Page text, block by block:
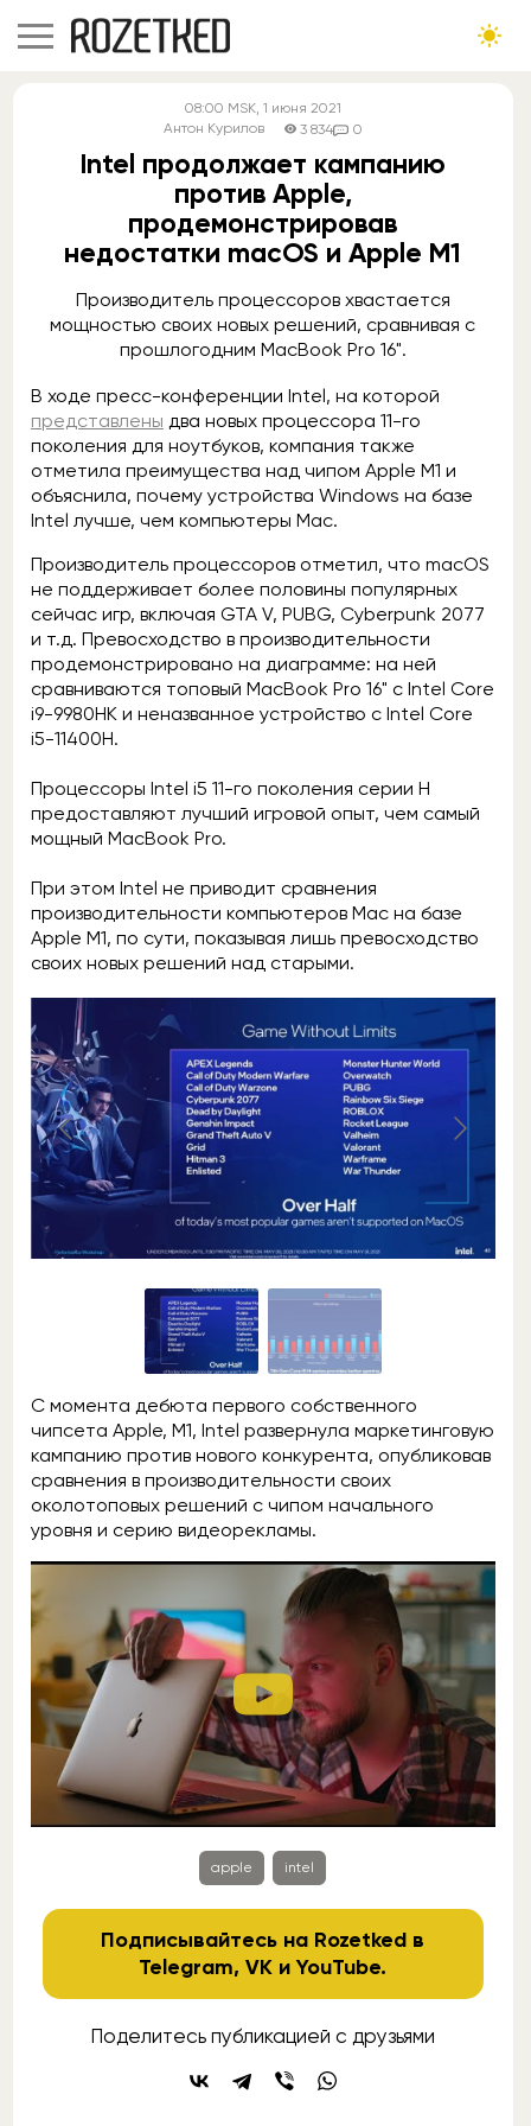
08:00 MSK, 1 июня 2021
Антон Курилов
3 834 0
Intel продолжает кампанию
против Apple,
продемонстрировав
недостатки macOS и Apple M1
Производитель процессоров хвастается
мощностью своих новых решений, сравнивая с
прошлогодним MacBook Pro 16".
В ходе пресс-конференции Intel, на которой
представлены два новых процессора 11-го
поколения для ноутбуков, компания также
отметила преимущества над чипом Apple M1 и
объяснила, почему устройства Windows на базе
Intel лучше, чем компьютеры Mac.
Производитель процессоров отметил, что macOS
не поддерживает более половины популярных
сейчас игр, включая GTA V, PUBG, Cyberpunk 2077
и т.д. Превосходство в производительности
продемонстрировано на диаграмме: на ней
сравниваются топовый MacBook Pro 16" с Intel Core
i9-9980HK и неназванное устройство с Intel Core
i5-11400H.
Процессоры Intel i5 11-го поколения серии H
предоставляют лучший игровой опыт, чем самый
мощный MacBook Pro.
При этом Intel не приводит сравнения
производительности компьютеров Mac на базе
Apple M1, по сути, показывая лишь превосходство
своих новых решений над старыми.
С момента дебюта первого собственного
чипсета Apple, M1, Intel развернула маркетинговую
кампанию против нового конкурента, опубликовав
сравнения в производительности своих
околотоповых решений с чипом начального
уровня и серию видеорекламы.
apple intel
Подписывайтесь на Rozetked в
Telegram,VK иYouTube.
Поделитесь публикацией с друзьями